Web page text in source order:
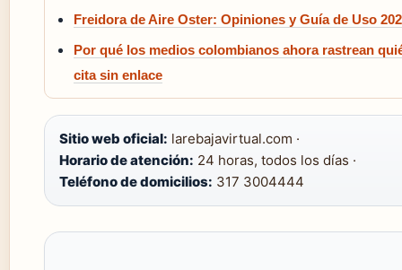
Freidora de Aire Oster: Opiniones y Guía de Uso
Por qué los medios colombianos ahora rastrean
cita sin enlace
Sitio web oficial: larebajavirtual.com ·
Horario de atención: 24 horas, todos los días ·
Teléfono de domicilios: 317 3004444